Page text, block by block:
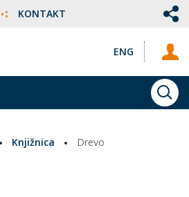
ENG
KONTAKT
Knjižnica Drevo